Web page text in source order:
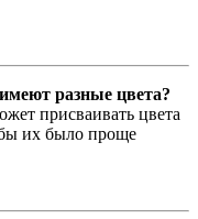
разные цвета?
присваивать цвета
их было проще